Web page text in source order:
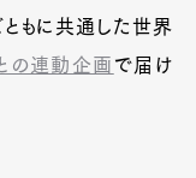
ともに共通した世界
の連動企画 で届け